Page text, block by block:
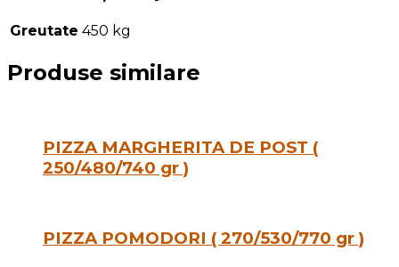
Greutate 450 kg
Produse similare
PIZZA MARGHERITA DE POST (
250/480/740 gr )
PIZZA POMODORI ( 270/530/770 gr )